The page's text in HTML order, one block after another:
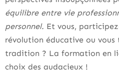
équilibre entre vie
personnel. Et vous,
révolution éducative ou vous
tradition ? La formation en
choix des audacieux !